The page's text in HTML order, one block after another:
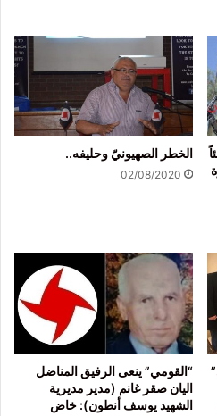
الخطر الصهيونيّ وحليفه..
02/08/2020
“القومي” ينعى الرفيق المناضل
اليان صقر غانم (مدير مديرية
الشهيد يوسف أنطون): خاض